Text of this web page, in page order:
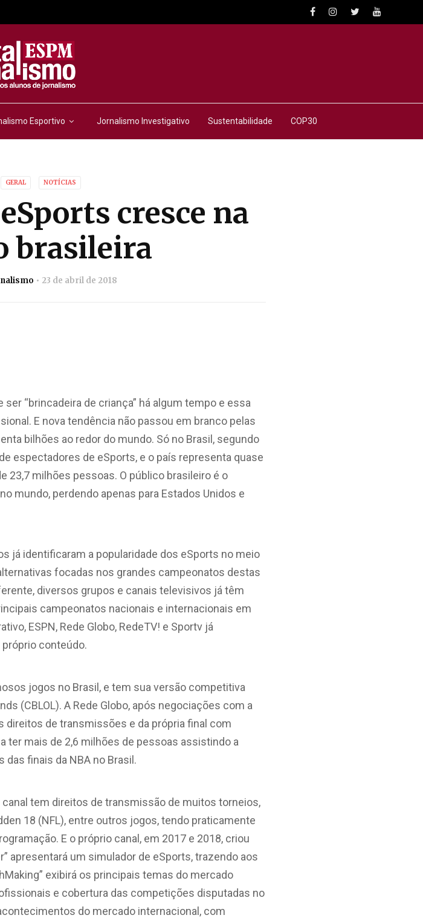
Esportivo Jornalismo Investigativo Sustentabilidade COP30
GERAL NOTÍCIAS
cresce na
brasileira
23 de abril de 2018
“brincadeira de criança” há algum tempo e essa
E nova tendência não passou em branco pelas
bilhões ao redor do mundo. Só no Brasil, segundo
espectadores de eSports, e o país representa quase
23,7 milhões pessoas. O público brasileiro é o
mundo, perdendo apenas para Estados Unidos e
já identificaram a popularidade dos eSports no meio
focadas nos grandes campeonatos destas
diversos grupos e canais televisivos já têm
campeonatos nacionais e internacionais em
ESPN, Rede Globo, RedeTV! e Sportv já
conteúdo.
jogos no Brasil, e tem sua versão competitiva
(CBLOL). A Rede Globo, após negociações com a
direitos de transmissões e da própria final com
ter mais de 2,6 milhões de pessoas assistindo a
finais da NBA no Brasil.
tem direitos de transmissão de muitos torneios,
18 (NFL), entre outros jogos, tendo praticamente
E o próprio canal, em 2017 e 2018, criou
apresentará um simulador de eSports, trazendo aos
exibirá os principais temas do mercado
e cobertura das competições disputadas no
do mercado internacional, com